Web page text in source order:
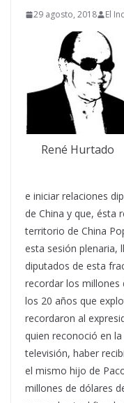
29 agosto, 2018 El
René Hurtado
e iniciar relaciones
de China y que, ésta
territorio de China
esta sesión plenaria,
diputados de esta
recordar los millones
los 20 años que
recordaron al
quien reconoció en
televisión, haber
el mismo hijo de
millones de dólares